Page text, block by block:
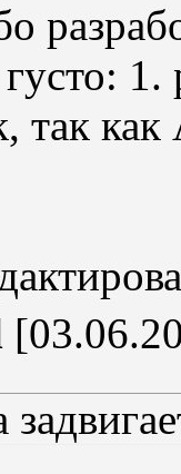
так